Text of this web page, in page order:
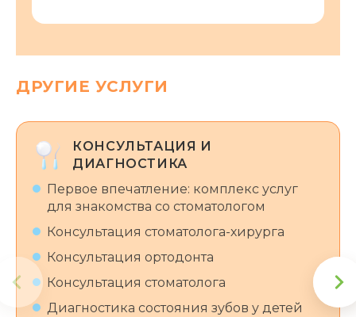
ДРУГИЕ УСЛУГИ
КОНСУЛЬТАЦИЯ И
ДИАГНОСТИКА
Первое впечатление: комплекс услуг
для знакомства со стоматологом
Консультация стоматолога-хирурга
Консультация ортодонта
Консультация стоматолога
Диагностика состояния зубов у детей